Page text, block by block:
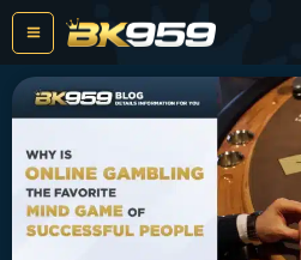
Skip
content